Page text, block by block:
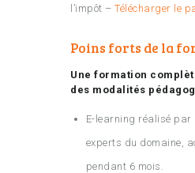
l’impôt – Télécharger le
Poins forts de la
Une formation
des modalités
E-learning réalisé par
experts du domaine,
pendant 6 mois.